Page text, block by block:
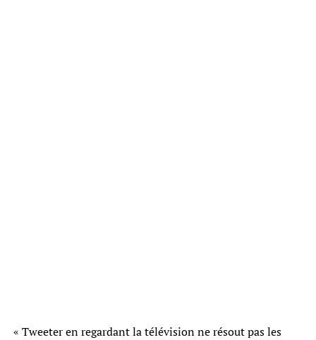
« Tweeter en regardant la télévision ne résout pas les